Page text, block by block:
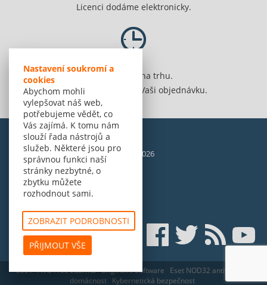
Nastavení soukromí a
cookies
Abychom mohli
vylepšovat náš web,
potřebujeme vědět, co
Vás zajímá. K tomu nám
slouží řada nástrojů a
služeb. Některé jsou pro
správnou funkci naší
stránky nezbytné, o
zbytku můžete
rozhodnout sami.
ZOBRAZIT PODROBNOSTI
PŘIJMOUT VŠE
Licenci dodáme elektronicky.
Jsme 20 let na trhu.
Spolehlivě vyřídíme Vaši objednávku.
© Amenit Software Solutions, 1998 - 2026
Powered bynopCommerce
ESET AVG Free zdarma Originální Software
Eset NOD32 antivirus pro
domácnost Kybernetická bezpečnost